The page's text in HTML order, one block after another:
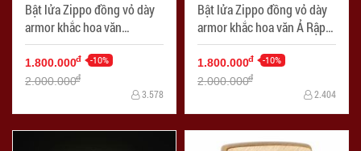
Bật lửa Zippo đồng vỏ dày
armor khắc hoa văn
Arabesque bản giới hạn -
Mã SP: ZPC2365
1.800.000đ -10%
2.000.000đ
3.578
Bật lửa Zippo đồng vỏ dày
armor khắc hoa văn Ả Rập
Arabesque bản giới hạn -
Mã SP: ZPC2364
1.800.000đ -10%
2.000.000đ
2.404